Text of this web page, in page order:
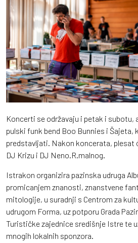
Koncerti se održavaju i petak i subotu,
pulski funk bend Boo Bunnies i Šajeta,
predstavljati. Nakon koncerata, plesat
DJ Krizu i DJ Neno.R.malnog.
Istrakon organizira pazinska udruga
promicanjem znanosti, znanstvene
mitologije, u suradnji s Centrom za
udrugom Forma, uz potporu Grada
Turističke zajednice središnje Istre te
mnogih lokalnih sponzora.